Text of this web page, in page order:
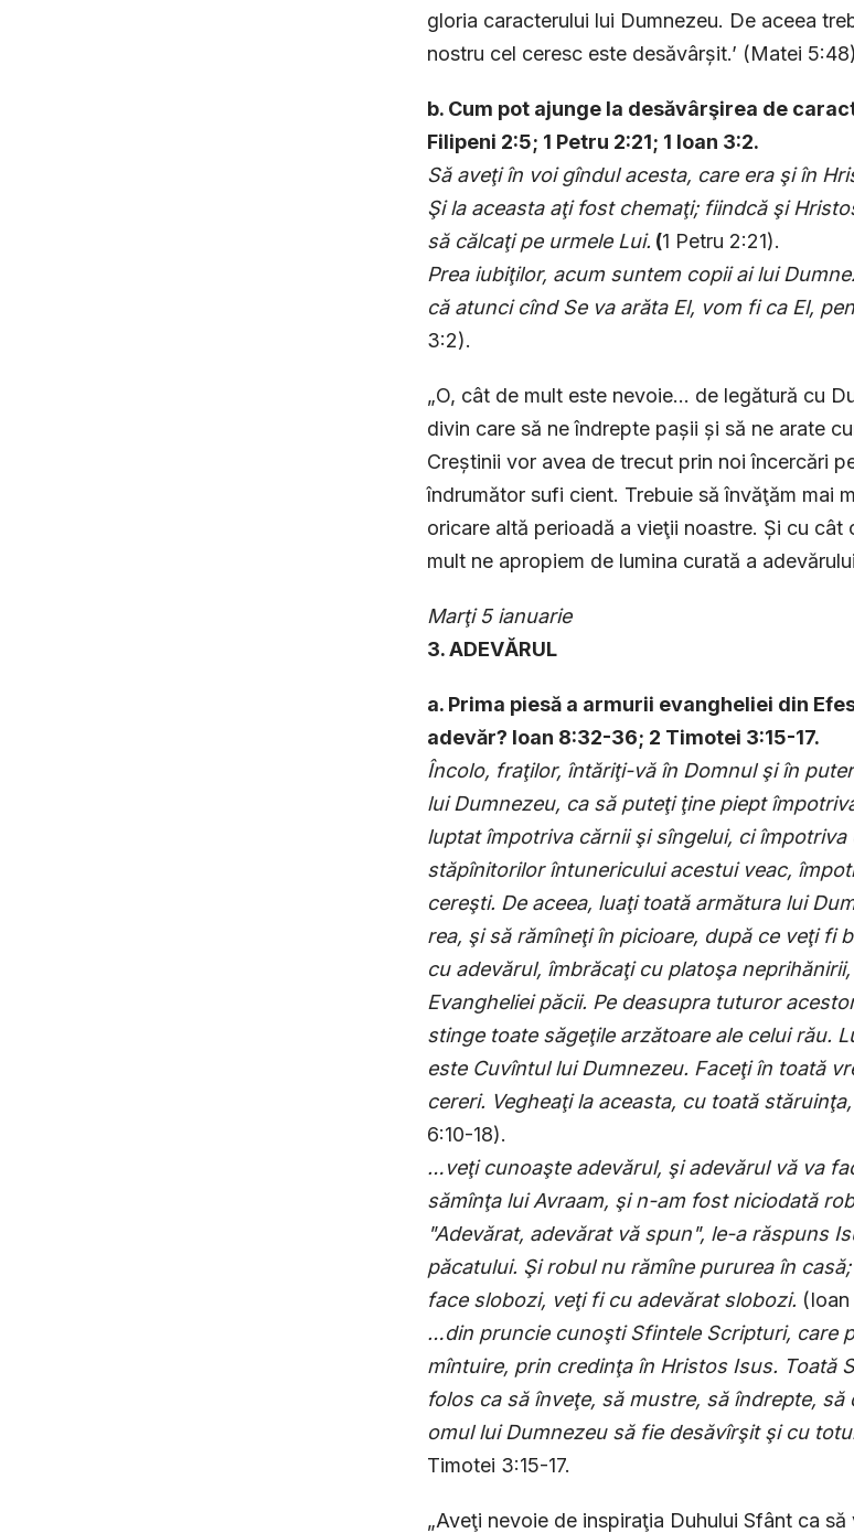
gloria caracterului lui Dumnezeu. De aceea
nostru cel ceresc este desăvârșit.’ (Matei
b. Cum pot ajunge la desăvârşirea de
Filipeni 2:5; 1 Petru 2:21; 1 Ioan 3:2.
Să aveţi în voi gîndul acesta, care era şi în
Şi la aceasta aţi fost chemaţi; fiindcă şi
să călcaţi pe urmele Lui. (1 Petru 2:21).
Prea iubiţilor, acum suntem copii ai lui
că atunci cînd Se va arăta El, vom fi ca El,
3:2).
„O, cât de mult este nevoie... de legătură cu
divin care să ne îndrepte pașii și să ne arate
Creștinii vor avea de trecut prin noi încercări
îndrumător sufi cient. Trebuie să învăţăm mai
oricare altă perioadă a vieţii noastre. Și cu
mult ne apropiem de lumina curată a
Marţi 5 ianuarie
3. ADEVĂRUL
a. Prima piesă a armurii evangheliei din
adevăr? Ioan 8:32-36; 2 Timotei 3:15-17.
Încolo, fraţilor, întăriţi-vă în Domnul şi în
lui Dumnezeu, ca să puteţi ţine piept
luptat împotriva cărnii şi sîngelui, ci
stăpînitorilor întunericului acestui veac,
cereşti. De aceea, luaţi toată armătura lui
rea, şi să rămîneţi în picioare, după ce veţi fi
cu adevărul, îmbrăcaţi cu platoşa
Evangheliei păcii. Pe deasupra tuturor
stinge toate săgeţile arzătoare ale celui rău.
este Cuvîntul lui Dumnezeu. Faceţi în toată
cereri. Vegheaţi la aceasta, cu toată
6:10-18).
…veţi cunoaşte adevărul, şi adevărul vă va
sămînţa lui Avraam, şi n-am fost niciodată
"Adevărat, adevărat vă spun", le-a răspuns
păcatului. Şi robul nu rămîne pururea în
face slobozi, veţi fi cu adevărat slobozi.
…din pruncie cunoşti Sfintele Scripturi, care
mîntuire, prin credinţa în Hristos Isus. Toată
folos ca să înveţe, să mustre, să îndrepte,
omul lui Dumnezeu să fie desăvîrşit şi cu
Timotei 3:15-17.
„Aveţi nevoie de inspiraţia Duhului Sfânt ca